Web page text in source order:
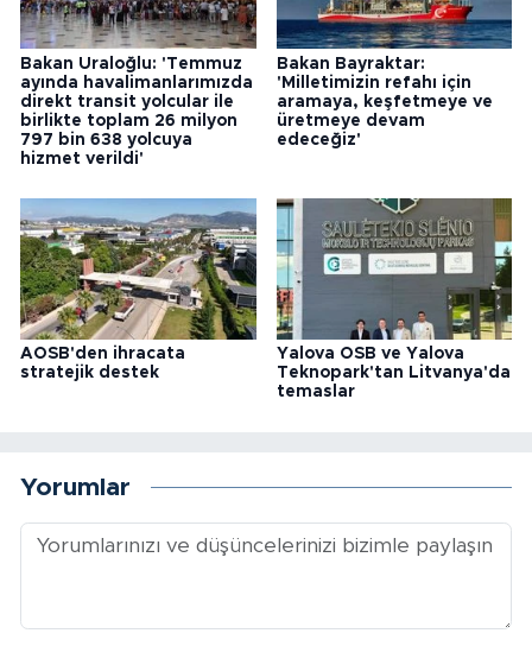
Bakan Uraloğlu: 'Temmuz
ayında havalimanlarımızda
direkt transit yolcular ile
birlikte toplam 26 milyon
797 bin 638 yolcuya
hizmet verildi'
Bakan Bayraktar:
'Milletimizin refahı için
aramaya, keşfetmeye ve
üretmeye devam
edeceğiz'
AOSB'den ihracata
stratejik destek
Yalova OSB ve Yalova
Teknopark'tan Litvanya'da
temaslar
Yorumlar